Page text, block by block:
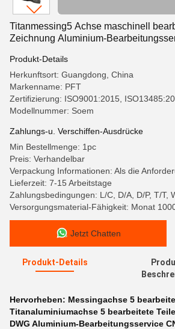
Titanmessing5 Achse maschinell
Zeichnung Aluminium-
Produkt-Details
Herkunftsort: Guangdong, China
Markenname: PFT
Zertifizierung: ISO9001:2015,
Modellnummer: Soem
Zahlungs-u. Verschiffen-Ausdrücke
Min Bestellmenge: 1pc
Preis: Verhandelbar
Verpackung Informationen: Als die
Lieferzeit: 7-15 Arbeitstage
Zahlungsbedingungen: L/C, D/A, D/P, T/T,
Versorgungsmaterial-Fähigkeit: Monat
Jetzt Chatten
Produkt-Details
Hervorheben: Messingachse 5
Titanaluminiumachse 5 bearbeitete
DWG Aluminium-Bearbeitungsservice